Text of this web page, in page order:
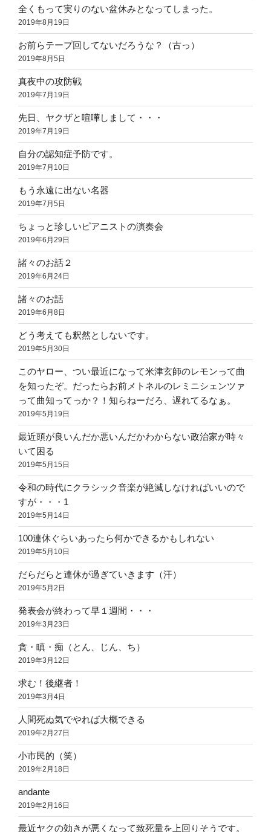
全くもって実りのない盆休みとなってしまった。
2019年8月19日
お前らテープ回してないだろうな？（古っ）
2019年8月5日
真夜中の攻防戦
2019年7月19日
先日、ヤクザと喧嘩しまして・・・
2019年7月19日
自分の認知症予防です。
2019年7月10日
もう永遠に出ない名器
2019年7月5日
ちょっと珍しいピアニストの演奏会
2019年6月29日
諸々のお話２
2019年6月24日
諸々のお話
2019年6月8日
どう考えても釈然としないです。
2019年5月30日
このヤロー、つい最近になって米津玄師のレモンって曲
を知ったぞ。だったらお前メトネルのレミニシェンツァ
って曲知ってっか？！知らねーだろ、遅れてるなぁ。
2019年5月19日
最近頭が良いんだか悪いんだかわからない政治家が時々
いて困る
2019年5月15日
令和の時代にクラシック音楽が絶滅しなければいいので
すが・・・1
2019年5月14日
100連休ぐらいあったら何かできるかもしれない
2019年5月10日
だらだらと連休が過ぎていきます（汗）
2019年5月2日
発表会が終わって早１週間・・・
2019年3月23日
貪・瞋・痴（とん、じん、ち）
2019年3月12日
求む！後継者！
2019年3月4日
人間死ぬ気でやれば大概できる
2019年2月27日
小市民的（笑）
2019年2月18日
andante
2019年2月16日
最近ヤクの効きが悪くなって致死量を上回りそうです。